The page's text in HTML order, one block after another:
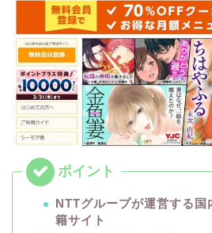
NTTグループが運営する国
籍サイト